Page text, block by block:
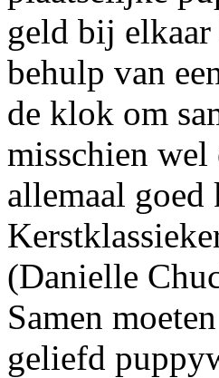
geld bij
behulp van
de klok om
misschien wel
allemaal
(Danielle
Samen
geliefd